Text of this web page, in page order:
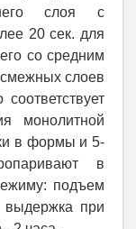
слоя с
20 сек. для
со средним
слоев
монолитной
в формы и 5-
в
подъем
выдержка при